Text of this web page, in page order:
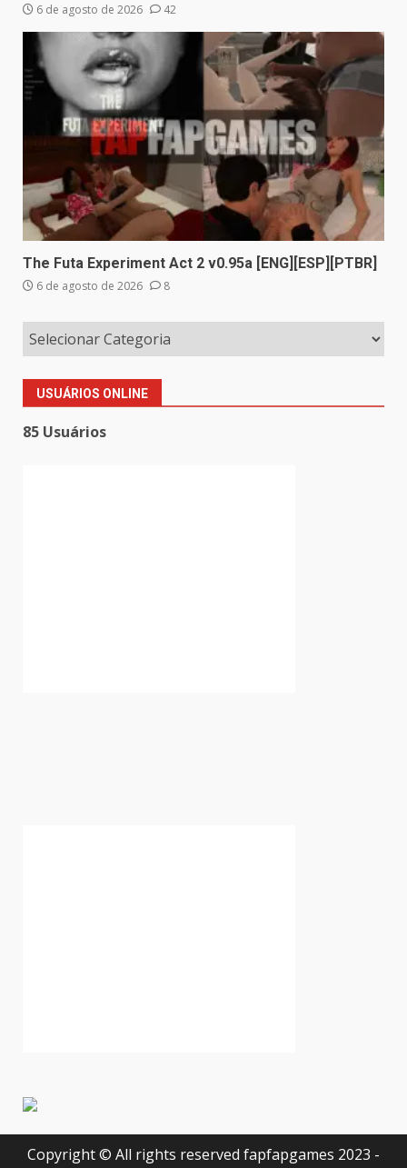
6 de agosto de 2026 42
The Futa Experiment Act 2 v0.95a [ENG][ESP][PTBR]
6 de agosto de 2026 8
USUÁRIOS ONLINE
85 Usuários
Copyright © All rights reserved fapfapgames 2023 -